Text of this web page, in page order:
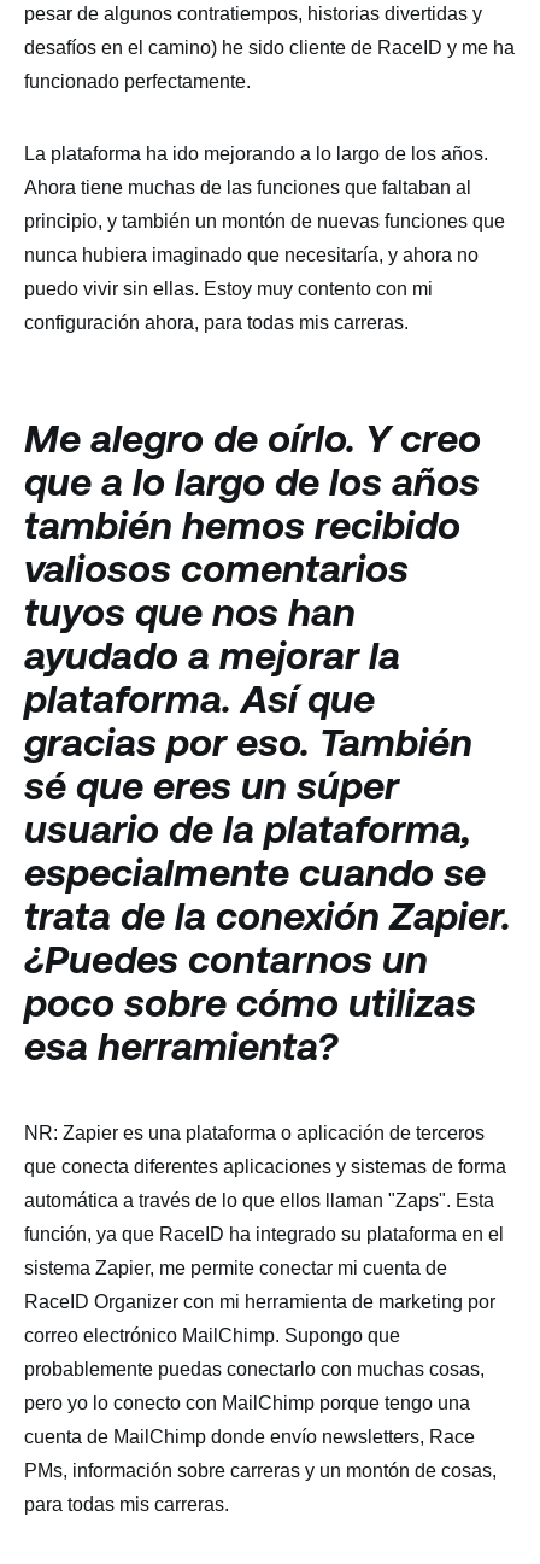
pesar de algunos contratiempos, historias divertidas y
desafíos en el camino) he sido cliente de RaceID y me ha
funcionado perfectamente.
La plataforma ha ido mejorando a lo largo de los años.
Ahora tiene muchas de las funciones que faltaban al
principio, y también un montón de nuevas funciones que
nunca hubiera imaginado que necesitaría, y ahora no
puedo vivir sin ellas. Estoy muy contento con mi
configuración ahora, para todas mis carreras.
Me alegro de oírlo. Y creo
que a lo largo de los años
también hemos recibido
valiosos comentarios
tuyos que nos han
ayudado a mejorar la
plataforma. Así que
gracias por eso. También
sé que eres un súper
usuario de la plataforma,
especialmente cuando se
trata de la conexión Zapier.
¿Puedes contarnos un
poco sobre cómo utilizas
esa herramienta?
NR: Zapier es una plataforma o aplicación de terceros
que conecta diferentes aplicaciones y sistemas de forma
automática a través de lo que ellos llaman "Zaps". Esta
función, ya que RaceID ha integrado su plataforma en el
sistema Zapier, me permite conectar mi cuenta de
RaceID Organizer con mi herramienta de marketing por
correo electrónico MailChimp. Supongo que
probablemente puedas conectarlo con muchas cosas,
pero yo lo conecto con MailChimp porque tengo una
cuenta de MailChimp donde envío newsletters, Race
PMs, información sobre carreras y un montón de cosas,
para todas mis carreras.